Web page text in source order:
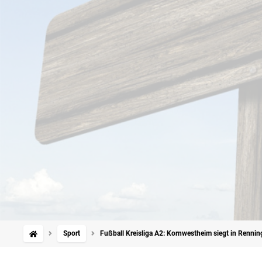
Sport Fußball Kreisliga A2: Kornwestheim siegt in